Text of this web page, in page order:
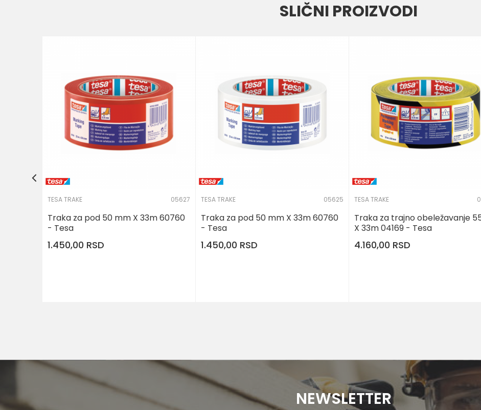
NEON ZELENA
SLIČNI PROIZVODI
TESA TRAKE 05627
Traka za pod 50 mm X 33m 60760
- Tesa
1.450,00 RSD
TESA TRAKE 05625
Traka za pod 50 mm X 33m 60760
- Tesa
1.450,00 RSD
TESA TRAKE
Traka za trajno obeležavanje
X 33m 04169 - Tesa
4.160,00 RSD
NEWSLETTER